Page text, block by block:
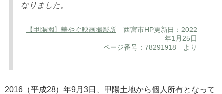
なりました。
【甲陽園】華やぐ映画撮影所 西宮市HP更新日：2022
年1月25日
ページ番号：78291918 より
2016（平成28）年9月3日、甲陽土地から個人所有となって